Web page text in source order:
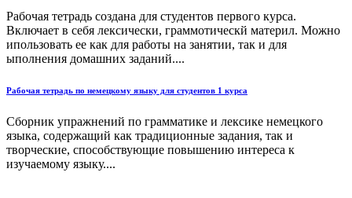
Рабочая тетрадь создана для студентов первого курса.
Включает в себя лексически, граммотическй материл. Можно
ипользовать ее как для работы на занятии, так и для
ыполнения домашних заданий....
Рабочая тетрадь по немецкому языку для студентов 1 курса
Сборник упражнений по грамматике и лексике немецкого
языка, содержащий как традиционные задания, так и
творческие, способствующие повышению интереса к
изучаемому языку....